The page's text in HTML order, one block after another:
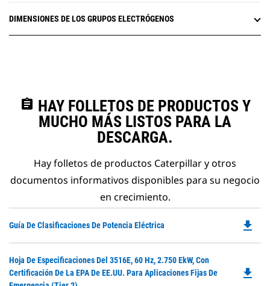
DIMENSIONES DE LOS GRUPOS ELECTRÓGENOS
assignment HAY FOLLETOS DE PRODUCTOS Y
MUCHO MÁS LISTOS PARA LA
DESCARGA.
Hay folletos de productos Caterpillar y otros
documentos informativos disponibles para su negocio
en crecimiento.
Guía De Clasificaciones De Potencia Eléctrica file_download
Hoja De Especificaciones Del 3516E, 60 Hz, 2.750 EkW, Con
Certificación De La EPA De EE.UU. Para Aplicaciones Fijas De
file_download